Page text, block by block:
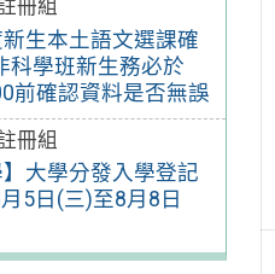
冊組
生本土語文選課確
科學班新生務必於
前確認資料是否無誤
冊組
】大學分發入學登記
5日(三)至8月8日